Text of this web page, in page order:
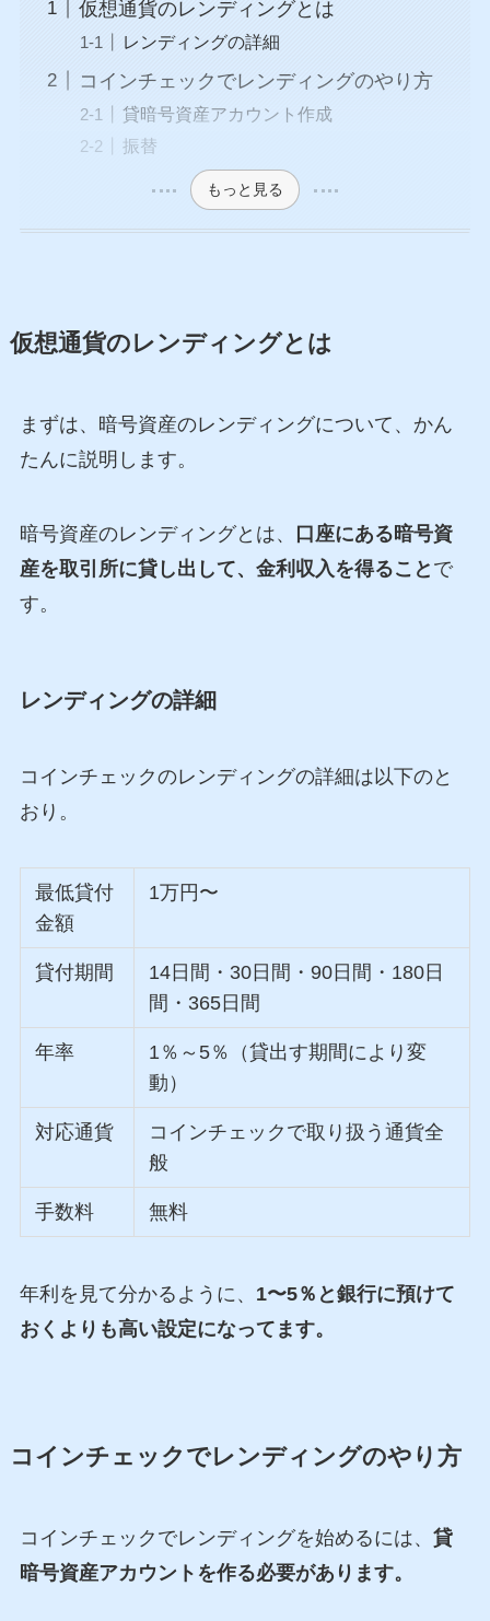
仮想通貨のレンディングとは
レンディングの詳細
コインチェックでレンディングのやり方
貸暗号資産アカウント作成
振替
もっと見る
仮想通貨のレンディングとは
まずは、暗号資産のレンディングについて、かん
たんに説明します。
暗号資産のレンディングとは、
口座にある暗号資
産を取引所に貸し出して、金利収入を得ること で
す。
レンディングの詳細
コインチェックのレンディングの詳細は以下のと
おり。
最低貸付
金額
1万円〜
貸付期間
14日間・30日間・90日間・180日
間・365日間
年率
1％～5％（貸出す期間により変
動）
対応通貨
コインチェックで取り扱う通貨全
般
手数料 無料
年利を見て分かるように、 1〜5％と銀行に預けて
おくよりも高い設定になってます。
コインチェックでレンディングのやり方
コインチェックでレンディングを始めるには、 貸
暗号資産アカウントを作る必要があります。